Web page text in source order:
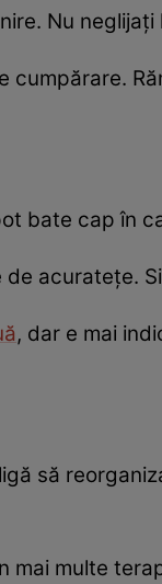
Nu
cumpărare.
bate cap în
acuratețe.
, dar e mai
să
mai multe